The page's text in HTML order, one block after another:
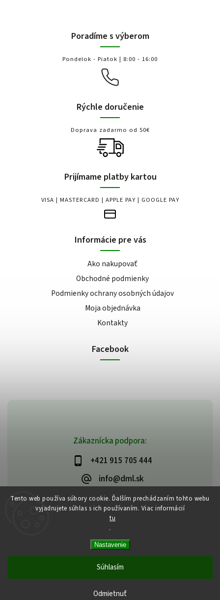
Tento web používa súbory cookie. Ďalším prechádzaním tohto webu
vyjadrujete súhlas s ich používaním. Viac informácií
tu
.
Nastavenie
Odmietnuť
Súhlasím
Zákaznícka podpora:
+421 915 705 444
info@dml.sk
Poradíme s výberom
Pondelok - Piatok | 8:00 - 16:00
Rýchle doručenie
Doprava zadarmo od 50€
Prijímame platby kartou
VISA | MASTERCARD | APPLE PAY | GOOGLE PAY
Informácie pre vás
Ako nakupovať
Obchodné podmienky
Podmienky ochrany osobných údajov
Moja objednávka
Kontakty
Facebook
bifeedus | BIO | DIA | BEZLEPKOVÉ POTRAVINY
Shoptet| Design